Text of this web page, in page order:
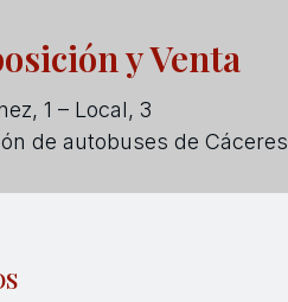
y Venta
1 – Local, 3
de autobuses de Cáceres